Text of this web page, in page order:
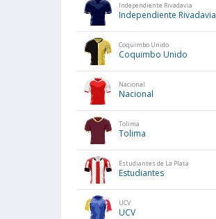
Independiente Rivadavia
Independiente Rivadavia
Coquimbo Unido
Coquimbo Unido
Nacional
Nacional
Tolima
Tolima
Estudiantes de La Plata
Estudiantes
UCV
UCV